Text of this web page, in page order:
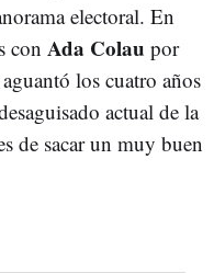
electoral. En
con Ada Colau por
los cuatro años
actual de la
de sacar un muy buen